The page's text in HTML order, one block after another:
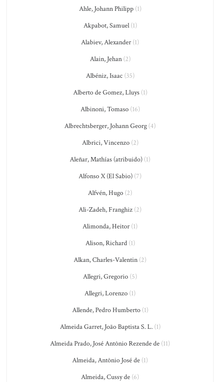
Ahle, Johann Philipp(1)
Akpabot, Samuel(1)
Alabiev, Alexander (1)
Alain, Jehan(2)
Albéniz, Isaac (35)
Alberto de Gomez, Lluys(1)
Albinoni, Tomaso(16)
Albrechtsberger, Johann Georg (4)
Albrici, Vincenzo(2)
Aleñar, Mathías (atribuido) (1)
Alfonso X (El Sabio) (7)
Alfvén, Hugo (2)
Ali-Zadeh, Franghiz (2)
Alimonda, Heitor (1)
Alison, Richard(1)
Alkan, Charles-Valentin (2)
Allegri, Gregorio (5)
Allegri, Lorenzo (1)
Allende, Pedro Humberto(1)
Almeida Garret, João Baptista S. L.(1)
Almeida Prado, José Antônio Rezende de (11)
Almeida, Antônio José de (1)
Almeida, Cussy de (6)